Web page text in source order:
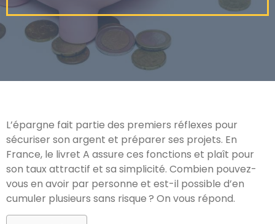
L’épargne fait partie des premiers réflexes pour
sécuriser son argent et préparer ses projets. En
France, le livret A assure ces fonctions et plaît pour
son taux attractif et sa simplicité. Combien pouvez-
vous en avoir par personne et est-il possible d’en
cumuler plusieurs sans risque ? On vous répond.